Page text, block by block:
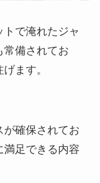
で淹れたジャ
常備されてお
ます。
が確保されてお
満足できる内容